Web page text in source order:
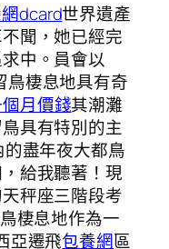
dcard世界遺產
聞，她已經完
中。員會以
鳥棲息地具有奇
月價錢其潮灘
具有特別的主
盡年夜大都鳥
給我聽著！現
秤座三階段考
棲息地作為一
亞遷飛包養網區